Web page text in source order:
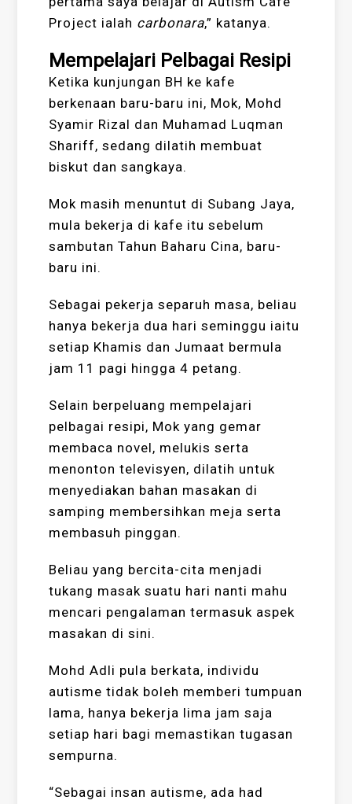
Project ialah carbonara,” katanya.
Mempelajari Pelbagai Resipi
Ketika kunjungan BH ke kafe
berkenaan baru-baru ini, Mok, Mohd
Syamir Rizal dan Muhamad Luqman
Shariff, sedang dilatih membuat
biskut dan sangkaya.
Mok masih menuntut di Subang Jaya,
mula bekerja di kafe itu sebelum
sambutan Tahun Baharu Cina, baru-
baru ini.
Sebagai pekerja separuh masa, beliau
hanya bekerja dua hari seminggu iaitu
setiap Khamis dan Jumaat bermula
jam 11 pagi hingga 4 petang.
Selain berpeluang mempelajari
pelbagai resipi, Mok yang gemar
membaca novel, melukis serta
menonton televisyen, dilatih untuk
menyediakan bahan masakan di
samping membersihkan meja serta
membasuh pinggan.
Beliau yang bercita-cita menjadi
tukang masak suatu hari nanti mahu
mencari pengalaman termasuk aspek
masakan di sini.
Mohd Adli pula berkata, individu
autisme tidak boleh memberi tumpuan
lama, hanya bekerja lima jam saja
setiap hari bagi memastikan tugasan
sempurna.
“Sebagai insan autisme, ada had